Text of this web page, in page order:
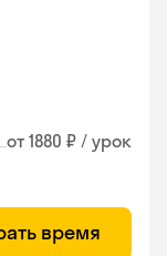
от 1880 ₽ / урок
время